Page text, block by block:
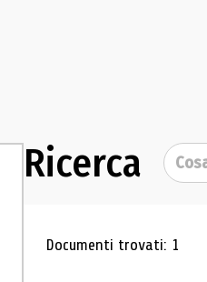
Ricerca Cerca
Risultati di
Documenti trovati: 1